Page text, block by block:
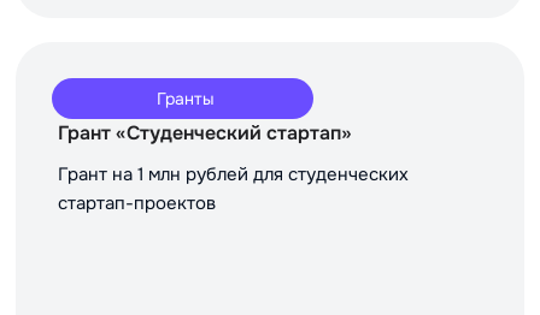
Гранты
Грант «Студенческий стартап»
Грант на 1 млн рублей для студенческих
стартап-проектов